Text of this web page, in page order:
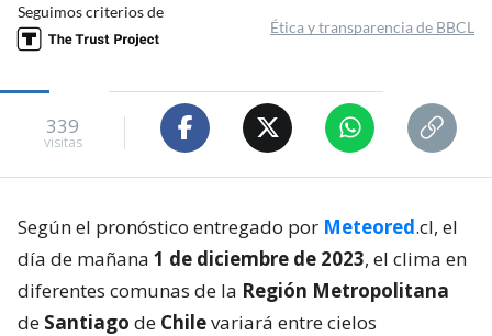
Seguimos criterios de
Ética y transparencia de BBCL
339
visitas
Según el pronóstico entregado por Meteored.cl, el
día de mañana 1 de diciembre de 2023, el clima en
diferentes comunas de la Región Metropolitana
de Santiago de Chilevariará entre cielos